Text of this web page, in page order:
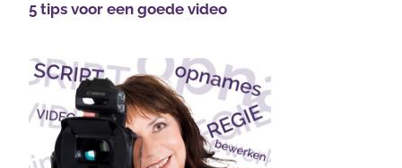
5 tips voor een goede video